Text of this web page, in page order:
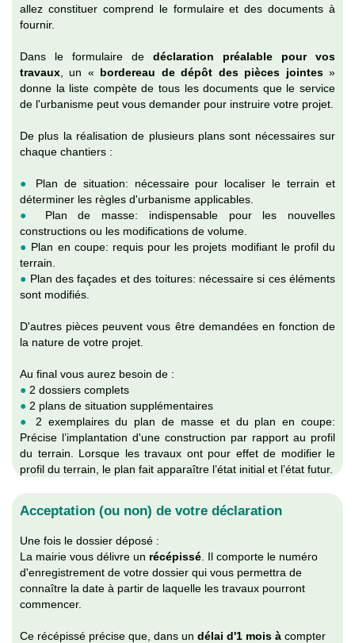
allez constituer comprend le formulaire et des documents à
fournir.
Dans le formulaire de déclaration préalable pour vos
travaux , un « bordereau de dépôt des pièces jointes»
donne la liste compète de tous les documents que le service
de l'urbanisme peut vous demander pour instruire votre projet.
De plus la réalisation de plusieurs plans sont nécessaires sur
chaque chantiers :
● Plan de situation: nécessaire pour localiser le terrain et
déterminer les règles d'urbanisme applicables.
● Plan de masse: indispensable pour les nouvelles
constructions ou les modifications de volume.
● Plan en coupe: requis pour les projets modifiant le profil du
terrain.
● Plan des façades et des toitures: nécessaire si ces éléments
sont modifiés.
D'autres pièces peuvent vous être demandées en fonction de
la nature de votre projet.
Au final vous aurez besoin de :
● 2 dossiers complets
● 2 plans de situation supplémentaires
● 2 exemplaires du plan de masse et du plan en coupe:
Précise l’implantation d'une construction par rapport au profil
du terrain. Lorsque les travaux ont pour effet de modifier le
profil du terrain, le plan fait apparaître l’état initial et l’état futur.
Acceptation (ou non) de votre déclaration
Une fois le dossier déposé :
La mairie vous délivre un récépissé . Il comporte le numéro
d'enregistrement de votre dossier qui vous permettra de
connaître la date à partir de laquelle les travaux pourront
commencer.
Ce récépissé précise que, dans un délai d'1 mois à compter